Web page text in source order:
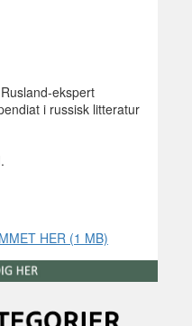
ekspert
i russisk litteratur
HER (1 MB)